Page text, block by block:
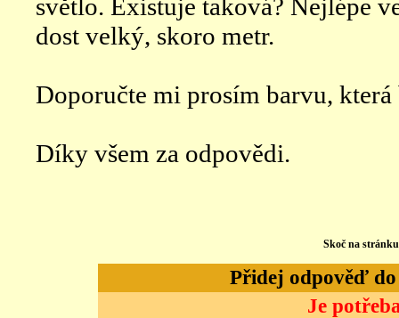
světlo. Existuje taková? Nejlépe
dost velký, skoro metr.
Doporučte mi prosím barvu, která
Díky všem za odpovědi.
Skoč na
Přidej odpověď
Je